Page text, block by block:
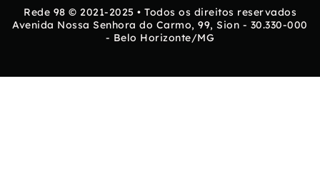
Rede 98 © 2021-2025 • Todos os direitos reservados
Avenida Nossa Senhora do Carmo, 99, Sion - 30.330-000
- Belo Horizonte/MG